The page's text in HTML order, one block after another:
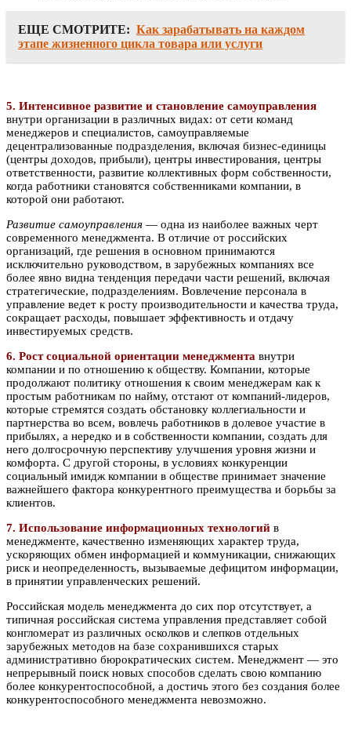
ЕЩЕ СМОТРИТЕ: Как зарабатывать на каждом
этапе жизненного цикла товара или услуги
5. Интенсивное развитие и становление самоуправления
внутри организации в различных видах: от сети команд
менеджеров и специалистов, самоуправляемые
децентрализованные подразделения, включая бизнес-единицы
(центры доходов, прибыли), центры инвестирования, центры
ответственности, развитие коллективных форм собственности,
когда работники становятся собственниками компании, в
которой они работают.
Развитие самоуправления — одна из наиболее важных черт
современного менеджмента. В отличие от российских
организаций, где решения в основном принимаются
исключительно руководством, в зарубежных компаниях все
более явно видна тенденция передачи части решений, включая
стратегические, подразделениям. Вовлечение персонала в
управление ведет к росту производительности и качества труда,
сокращает расходы, повышает эффективность и отдачу
инвестируемых средств.
6. Рост социальной ориентации менеджмента внутри
компании и по отношению к обществу. Компании, которые
продолжают политику отношения к своим менеджерам как к
простым работникам по найму, отстают от компаний-лидеров,
которые стремятся создать обстановку коллегиальности и
партнерства во всем, вовлечь работников в долевое участие в
прибылях, а нередко и в собственности компании, создать для
него долгосрочную перспективу улучшения уровня жизни и
комфорта. С другой стороны, в условиях конкуренции
социальный имидж компании в обществе принимает значение
важнейшего фактора конкурентного преимущества и борьбы за
клиентов.
7. Использование информационных технологий в
менеджменте, качественно изменяющих характер труда,
ускоряющих обмен информацией и коммуникации, снижающих
риск и неопределенность, вызываемые дефицитом информации,
в принятии управленческих решений.
Российская модель менеджмента до сих пор отсутствует, а
типичная российская система управления представляет собой
конгломерат из различных осколков и слепков отдельных
зарубежных методов на базе сохранившихся старых
административно бюрократических систем. Менеджмент — это
непрерывный поиск новых способов сделать свою компанию
более конкурентоспособной, а достичь этого без создания более
конкурентоспособного менеджмента невозможно.